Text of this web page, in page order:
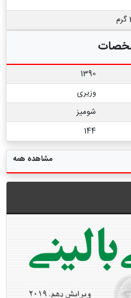
1390
وزیری
شومیز
144
مشاهده همه